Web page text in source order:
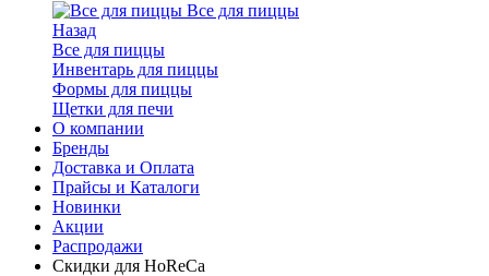
Все для пиццы
Назад
Все для пиццы
Инвентарь для пиццы
Формы для пиццы
Щетки для печи
О компании
Бренды
Доставка и Оплата
Прайсы и Каталоги
Новинки
Акции
Распродажи
Скидки для HoReCa